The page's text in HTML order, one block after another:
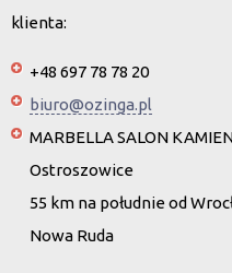
klienta:
+48 697 78 78 20
biuro@ozinga.pl
MARBELLA SALON
Ostroszowice
55 km na południe od
Nowa Ruda